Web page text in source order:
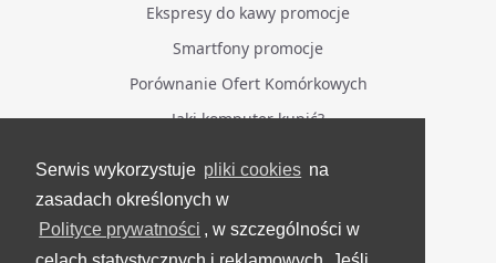
Serwis wykorzystuje pliki cookies na
zasadach określonych w
Polityce prywatności , w szczególności w
Ekspresy do kawy promocje
Smartfony promocje
Porównanie Ofert Komórkowych
Jaki komputer kupić?
BĄDŹ NA BIEŻĄCO
Facebook